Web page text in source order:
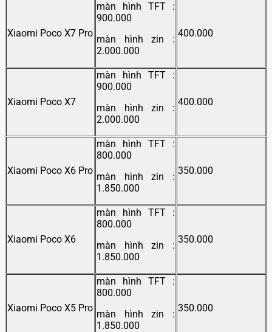
Xiaomi Poco X7 Pro
màn hình TFT :
900.000
màn hình zin :
2.000.000
400.000
Xiaomi Poco X7
màn hình TFT :
900.000
màn hình zin :
2.000.000
400.000
Xiaomi Poco X6 Pro
màn hình TFT :
800.000
màn hình zin :
1.850.000
350.000
Xiaomi Poco X6
màn hình TFT :
800.000
màn hình zin :
1.850.000
350.000
Xiaomi Poco X5 Pro
màn hình TFT :
800.000
màn hình zin :
1.850.000
350.000